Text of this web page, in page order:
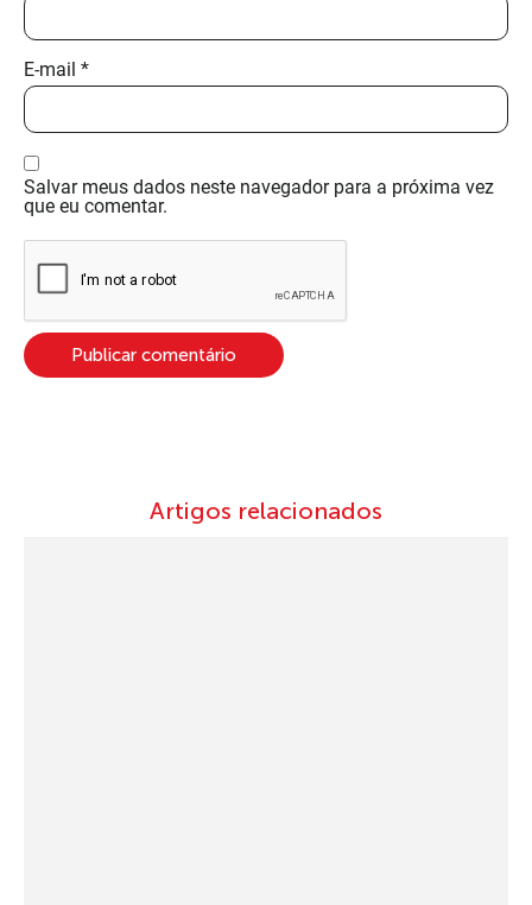
E-mail *
Salvar meus dados neste navegador para a próxima vez
que eu comentar.
Artigos relacionados